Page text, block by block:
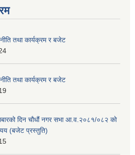
तथा कार्यक्रम र बजेट
तथा कार्यक्रम र बजेट
दिन चौधौं नगर सभा आ.व.२०८१/०८२ को
(बजेट प्रस्तुति)